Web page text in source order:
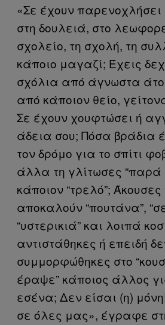
«Σε έχουν παρενοχλήσει
στη δουλειά, στο
σχολείο, τη σχολή, τη
κάποιο μαγαζί; Έχεις
σχόλια από άγνωστα
από κάποιον θείο,
Σε έχουν χουφτώσει ή
άδεια σου; Πόσα βράδια
τον δρόμο για το σπίτι
άλλα τη γλίτωσες “παρά
κάποιον “τρελό”;
αποκαλούν “πουτάνα”,
“υστερικιά” και λοιπά
αντιστάθηκες ή επειδή
συμμορφώθηκες στο
έραψε” κάποιος άλλος
εσένα; Δεν είσαι (η)
σε όλες μας», έγραφε